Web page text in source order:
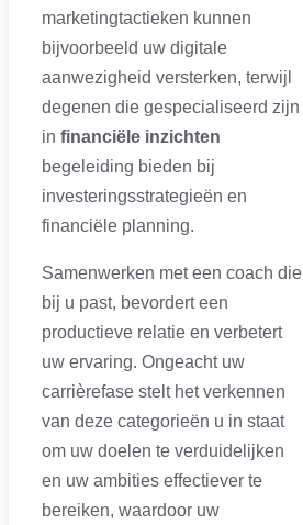
marketingtactieken kunnen
bijvoorbeeld uw digitale
aanwezigheid versterken, terwijl
degenen die gespecialiseerd zijn
in financiële inzichten
begeleiding bieden bij
investeringsstrategieën en
financiële planning.
Samenwerken met een coach die
bij u past, bevordert een
productieve relatie en verbetert
uw ervaring. Ongeacht uw
carrièrefase stelt het verkennen
van deze categorieën u in staat
om uw doelen te verduidelijken
en uw ambities effectiever te
bereiken, waardoor uw